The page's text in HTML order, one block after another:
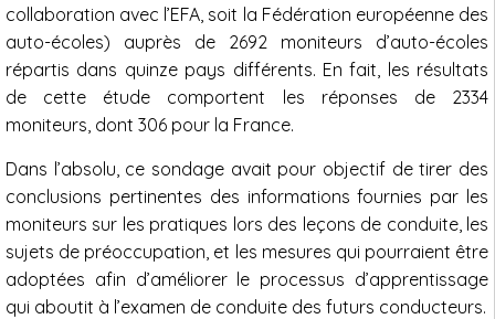
collaboration avec l’EFA, soit la Fédération européenne des
auto-écoles) auprès de 2692 moniteurs d’auto-écoles
répartis dans quinze pays différents. En fait, les résultats
de cette étude comportent les réponses de 2334
moniteurs, dont 306 pour la France.
Dans l’absolu, ce sondage avait pour objectif de tirer des
conclusions pertinentes des informations fournies par les
moniteurs sur les pratiques lors des leçons de conduite, les
sujets de préoccupation, et les mesures qui pourraient être
adoptées afin d’améliorer le processus d’apprentissage
qui aboutit à l’examen de conduite des futurs conducteurs.